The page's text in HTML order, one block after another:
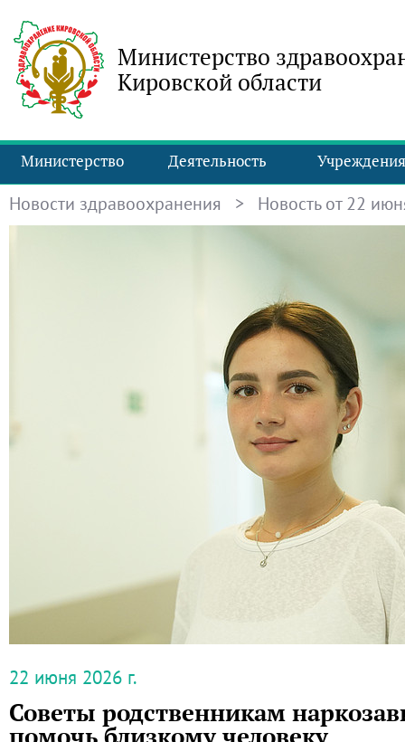
Министерство
Кировской области
Министерство Деятельность Учреждения
Новости здравоохранения > Новость от 22
22 июня 2026 г.
Советы родственникам